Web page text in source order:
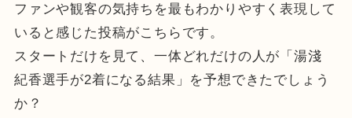
ファンや観客の気持ちを最もわかりやすく表現して
いると感じた投稿がこちらです。
スタートだけを見て、一体どれだけの人が「湯淺
紀香選手が2着になる結果」を予想できたでしょう
か？